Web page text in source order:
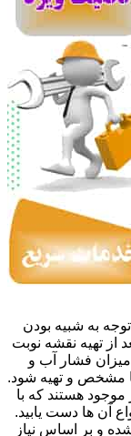
به شبیه بودن
از تهیه نقشه نوبت
میزان فشار آب و
مشخص و تهیه شود.
موجود هستند که با
آن ها دست یابید.
و بر اساس نیاز